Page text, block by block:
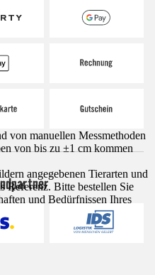
von manuellen Messmethoden
von bis zu ±1 cm kommen
angegebenen Tierarten und
Referenz. Bitte bestellen Sie
und Bedürfnissen Ihres